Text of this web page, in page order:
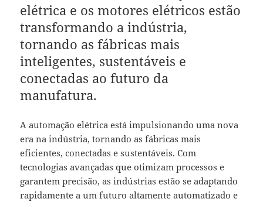
elétrica e os motores elétricos estão
transformando a indústria,
tornando as fábricas mais
inteligentes, sustentáveis e
conectadas ao futuro da
manufatura.
A automação elétrica está impulsionando uma nova
era na indústria, tornando as fábricas mais
eficientes, conectadas e sustentáveis. Com
tecnologias avançadas que otimizam processos e
garantem precisão, as indústrias estão se adaptando
rapidamente a um futuro altamente automatizado e